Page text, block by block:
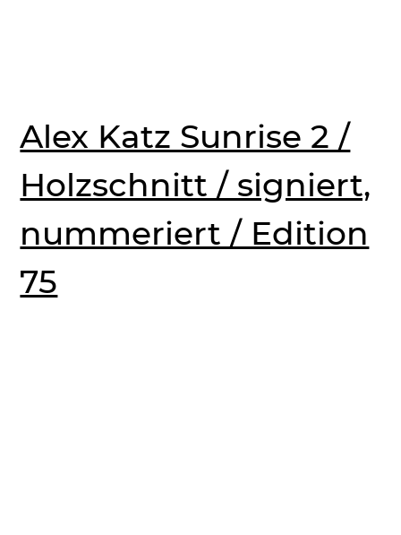
Alex Katz Sunrise 2 /
Holzschnitt / signiert,
nummeriert / Edition
75